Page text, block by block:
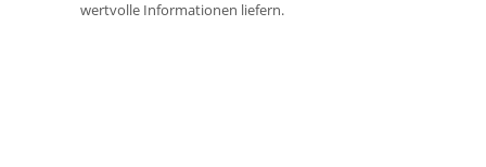
wertvolle Informationen liefern.